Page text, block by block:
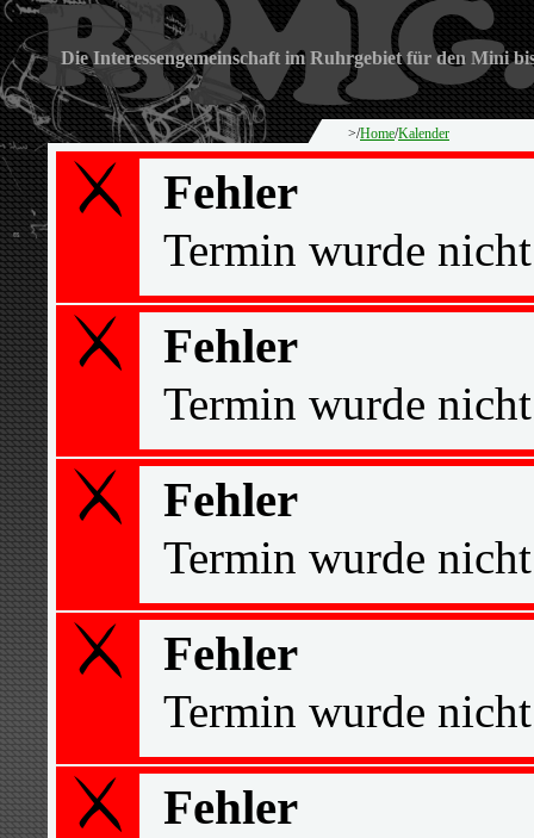
Die Interessengemeinschaft im Ruhrgebiet für den Mini
>/Home/Kalender
Fehler
Termin wurde
Fehler
Termin wurde
Fehler
Termin wurde
Fehler
Termin wurde
Fehler